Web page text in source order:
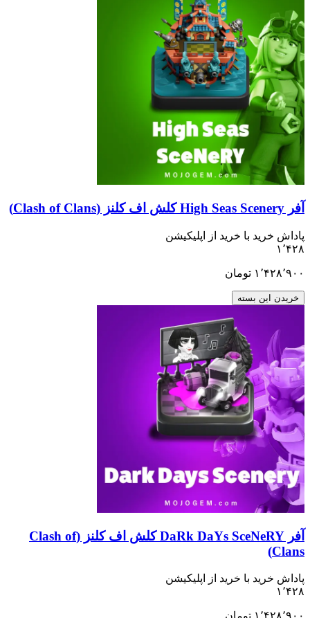
آفر High Seas Scenery کلش اف کلنز (Clash of Clans)
پاداش خرید با خرید از اپلیکیشن
۱٬۴۲۸
۱٬۴۲۸٬۹۰۰ تومان
خریدن این بسته
آفر DaRk DaYs SceNeRY کلش اف کلنز (Clash of
Clans)
پاداش خرید با خرید از اپلیکیشن
۱٬۴۲۸